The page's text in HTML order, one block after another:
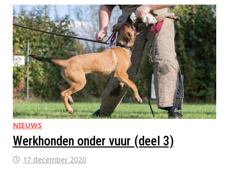
NIEUWS
Werkhonden onder vuur (deel 3)
17 december 2020